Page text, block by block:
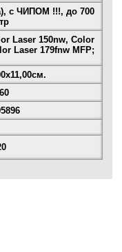
с ЧИПОМ !!!, до 700
Laser 150nw, Color
Laser 179fnw MFP;